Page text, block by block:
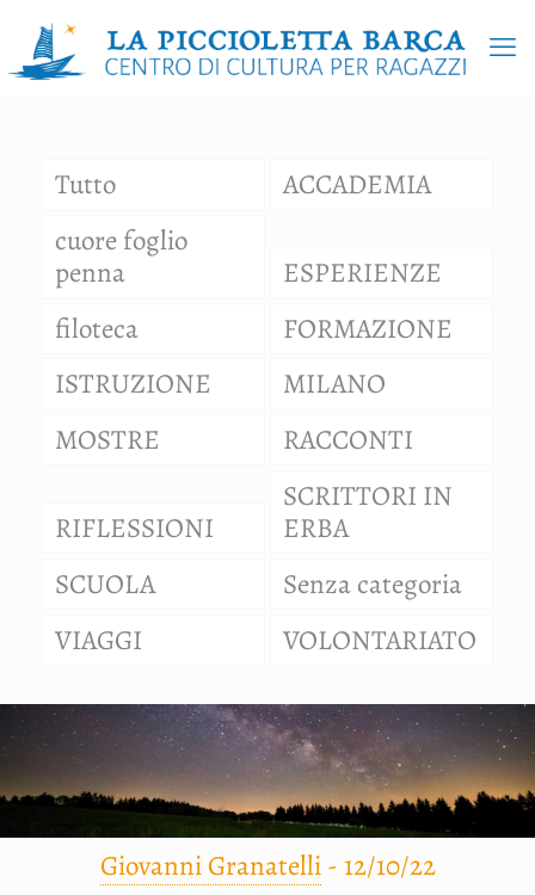
Tutto
ACCADEMIA
cuore foglio
penna
ESPERIENZE
filoteca
FORMAZIONE
ISTRUZIONE
MILANO
MOSTRE
RACCONTI
RIFLESSIONI
SCRITTORI IN
ERBA
SCUOLA
Senza categoria
VIAGGI
VOLONTARIATO
Giovanni Granatelli -12/10/22